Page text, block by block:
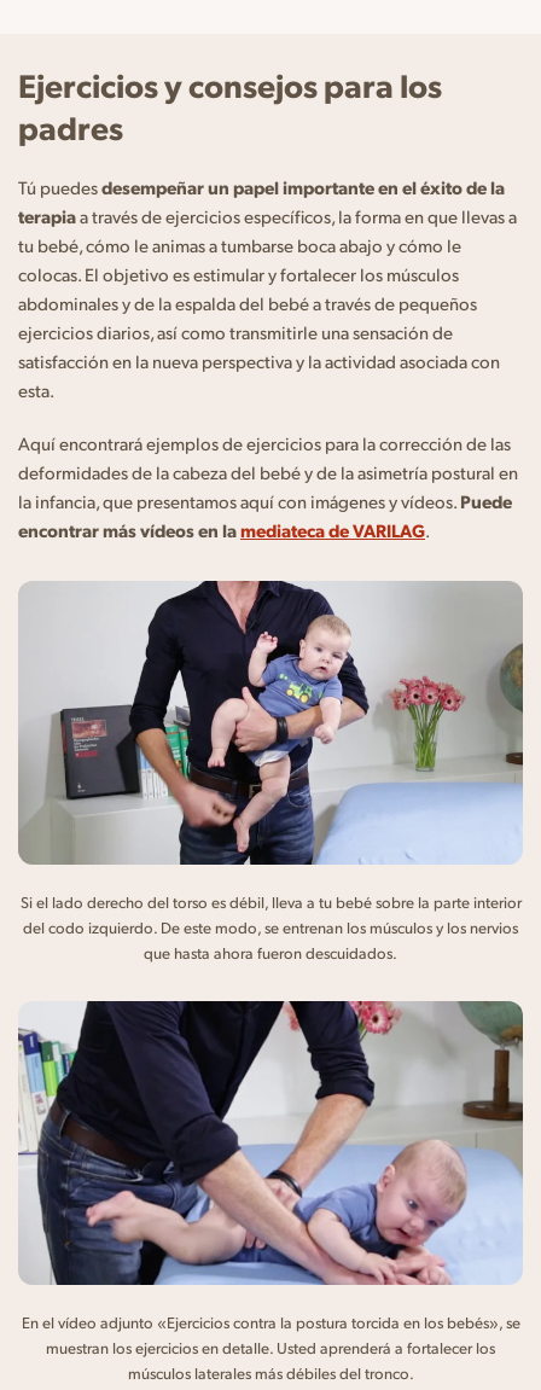
Ejercicios y consejos para los
padres
Tú puedesdesempeñar un papel importante en el éxito de la
terapiaa través de ejercicios específicos, la forma en que llevas a
tu bebé, cómo le animas a tumbarse boca abajo y cómo le
colocas. El objetivo es estimular y fortalecer los músculos
abdominales y de la espalda del bebé a través de pequeños
ejercicios diarios, así como transmitirle una sensación de
satisfacción en la nueva perspectiva y la actividad asociada con
esta.
Aquí encontrará ejemplos de ejercicios para la corrección de las
deformidades de la cabeza del bebé y de la asimetría postural en
la infancia, que presentamos aquí con imágenes y vídeos. Puede
encontrar más vídeos en lamediateca de VARILAG.
Si el lado derecho del torso es débil, lleva a tu bebé sobre la parte interior
del codo izquierdo. De este modo, se entrenan los músculos y los nervios
que hasta ahora fueron descuidados.
En el vídeo adjunto «Ejercicios contra la postura torcida en los bebés», se
muestran los ejercicios en detalle. Usted aprenderá a fortalecer los
músculos laterales más débiles del tronco.